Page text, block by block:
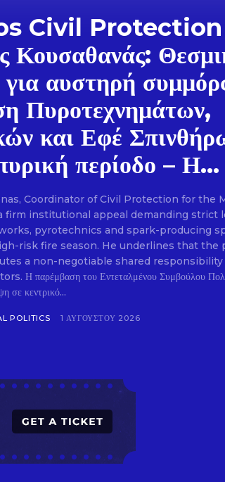
the loop.
Civil Protection
Κουσαθανάς:
αυστηρή
Πυροτεχνημάτων,
και Εφέ
περίοδο – Η...
Coordinator of Civil Protection for the
firm institutional appeal demanding strict
pyrotechnics and spark-producing
risk fire season. He underlines that the
a non-negotiable shared
Η παρέμβαση του Εντεταλμένου Συμβούλου
σε κεντρικό...
POLITICS 1 ΑΥΓΟΎΣΤΟΥ 2026